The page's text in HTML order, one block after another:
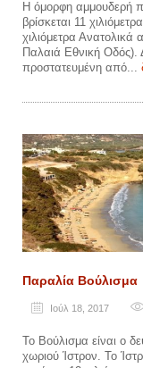
Η όμορφη αμμουδερή
βρίσκεται 11
χιλιόμετρα
Παλαιά Εθνική Οδός).
προστατευμένη από...
Παραλία Βούλισμα
Ιούλ 18, 2017
Το Βούλισμα είναι ο
χωριού Ίστρον. Το